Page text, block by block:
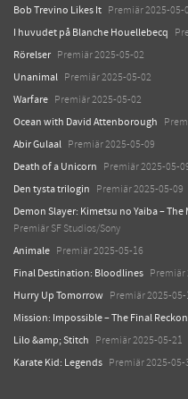
Bob Trevino Likes It Premiär 2025-05-
I huvudet på Blanche Houellebecq
Rörelser Premiär 2025-05-02
Unanimal Premiär 2025-05-02
Warfare Premiär 2025-05-02
Ocean with David Attenborough
Abir Gulaal Premiär 2025-05-09
Death of a Unicorn Premiär 2025-05-
Den tysta trilogin Premiär 2025-05-09
Demon Slayer: Kimetsu no Yaiba –
Premiär SF Studios/Sony
Animale Premiär 2025-05-16
Final Destination: Bloodlines Premiär
Hurry Up Tomorrow Premiär 2025-05-
Mission: Impossible – The Final
Lilo &amp; Stitch Premiär 2025-05-21
Karate Kid: Legends Premiär 2025-05-